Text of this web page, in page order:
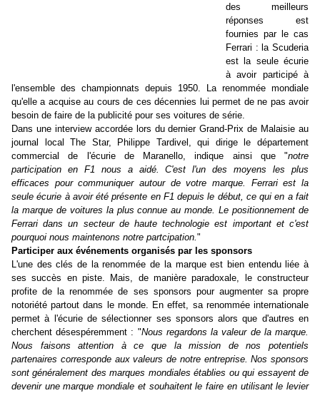
des meilleurs
réponses est
fournies par le cas
Ferrari : la Scuderia
est la seule écurie
à avoir participé à
l'ensemble des championnats depuis 1950. La renommée mondiale
qu'elle a acquise au cours de ces décennies lui permet de ne pas avoir
besoin de faire de la publicité pour ses voitures de série.
Dans une interview accordée lors du dernier Grand-Prix de Malaisie au
journal local The Star, Philippe Tardivel, qui dirige le département
commercial de l'écurie de Maranello, indique ainsi que "notre
participation en F1 nous a aidé. C'est l'un des moyens les plus
efficaces pour communiquer autour de votre marque. Ferrari est la
seule écurie à avoir été présente en F1 depuis le début, ce qui en a fait
la marque de voitures la plus connue au monde. Le positionnement de
Ferrari dans un secteur de haute technologie est important et c'est
pourquoi nous maintenons notre partcipation."
Participer aux événements organisés par les sponsors
L'une des clés de la renommée de la marque est bien entendu liée à
ses succès en piste. Mais, de manière paradoxale, le constructeur
profite de la renommée de ses sponsors pour augmenter sa propre
notoriété partout dans le monde. En effet, sa renommée internationale
permet à l'écurie de sélectionner ses sponsors alors que d'autres en
cherchent désespéremment : "Nous regardons la valeur de la marque.
Nous faisons attention à ce que la mission de nos potentiels
partenaires corresponde aux valeurs de notre entreprise. Nos sponsors
sont généralement des marques mondiales établies ou qui essayent de
devenir une marque mondiale et souhaitent le faire en utilisant le levier